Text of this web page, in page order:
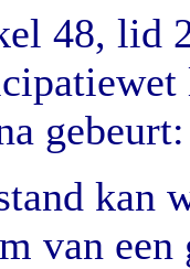
48, lid
gebeurt:
kan
van